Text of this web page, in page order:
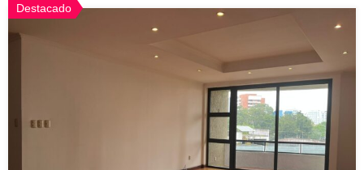
Destacado